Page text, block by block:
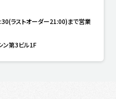
ラストオーダー21:00)まで営業
第3ビル1F